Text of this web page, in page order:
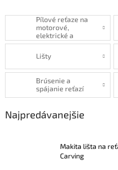
Pílové reťaze na
motorové,
elektrické a
akumulátorové
Lišty
Brúsenie a
spájanie reťazí
Najpredávanejšie
Makita lišta na
Carving